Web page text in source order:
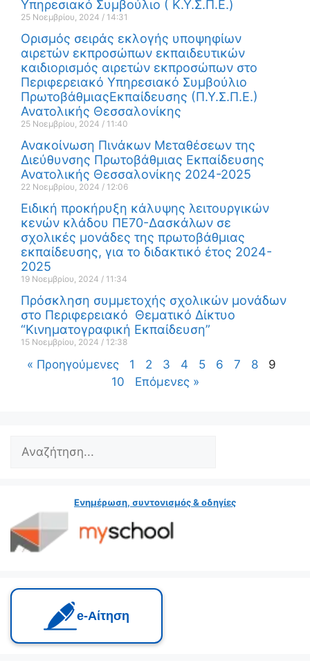
Υπηρεσιακό Συμβούλιο ( Κ.Υ.Σ.Π.Ε.)
25 Νοεμβρίου, 2024 14:31
Ορισμός σειράς εκλογής υποψηφίων
αιρετών εκπροσώπων εκπαιδευτικών
καιδιορισμός αιρετών εκπροσώπων στο
Περιφερειακό Υπηρεσιακό Συμβούλιο
ΠρωτοβάθμιαςΕκπαίδευσης (Π.Υ.Σ.Π.Ε.)
Ανατολικής Θεσσαλονίκης
25 Νοεμβρίου, 2024 11:40
Ανακοίνωση Πινάκων Μεταθέσεων της
Διεύθυνσης Πρωτοβάθμιας Εκπαίδευσης
Ανατολικής Θεσσαλονίκης 2024-2025
22 Νοεμβρίου, 2024 12:06
Ειδική προκήρυξη κάλυψης λειτουργικών
κενών κλάδου ΠΕ70-Δασκάλων σε
σχολικές μονάδες της πρωτοβάθμιας
εκπαίδευσης, για το διδακτικό έτος 2024-
2025
19 Νοεμβρίου, 2024 11:34
Πρόσκληση συμμετοχής σχολικών μονάδων
στο Περιφερειακό Θεματικό Δίκτυο
“Κινηματογραφική Εκπαίδευση”
15 Νοεμβρίου, 2024 12:38
« Προηγούμενες 1 2 3 4 5 6 7 8
9
10
Επόμενες »
Ενημέρωση, συντονισμός & οδηγίες
e‑Αίτηση